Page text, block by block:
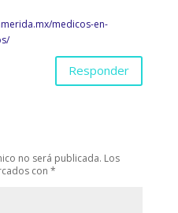
medicos-en-
Responder
no será publicada. Los
con *